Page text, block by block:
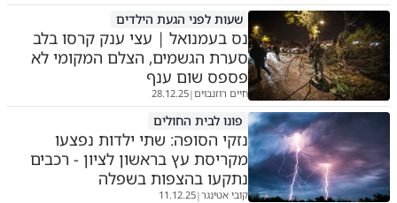
שעות לפני הגעת הילדים
נס בעמנואל | עצי ענק קרסו בלב
סערת הגשמים, הצלם המקומי לא
פספס שום ענף
חיים רוזנבוים|
28.12.25
פונו לבית החולים
נזקי הסופה: שתי ילדות נפצעו
מקריסת עץ בראשון לציון - רכבים
נתקעו בהצפות בשפלה
קובי אטינגר|
11.12.25